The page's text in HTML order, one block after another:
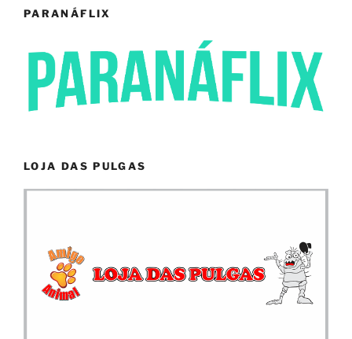
PARANÁFLIX
LOJA DAS PULGAS